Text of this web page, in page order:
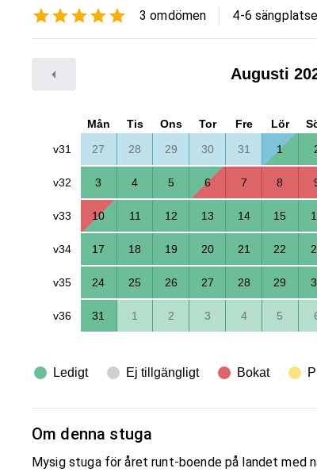
3 omdömen 4-6
Augusti
Mån Tis Ons Tor Fre Lör
v31
27 28 29 30 31 1
v32 3 4 5 6 7 8
v33 10 11 12 13 14 15
v34 17 18 19 20 21 22
v35 24 25 26 27 28 29
v36 31 1 2 3 4 5
Ledigt Ej tillgängligt Bokat
Om denna stuga
Mysig stuga för året runt-boende på landet med